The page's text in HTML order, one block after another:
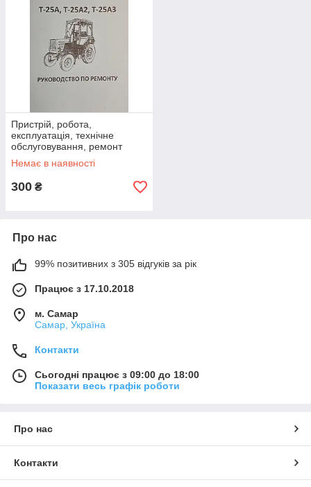
Пристрій, робота,
експлуатація, технічне
обслуговування, ремонт
трактора Т-25
Немає в наявності
300 ₴
Про нас
99% позитивних з 305 відгуків за рік
Працює з 17.10.2018
м. Самар
Самар, Україна
Контакти
Сьогодні працює з 09:00 до 18:00
Показати весь графік роботи
Про нас
Контакти